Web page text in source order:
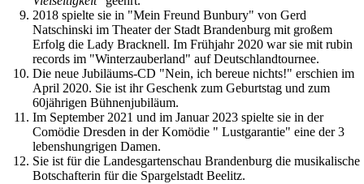
2018 spielte sie in "Mein Freund Bunbury" von Gerd
Natschinski im Theater der Stadt Brandenburg mit großem
Erfolg die Lady Bracknell. Im Frühjahr 2020 war sie mit rubin
records im "Winterzauberland" auf Deutschlandtournee.
Die neue Jubiläums-CD "Nein, ich bereue nichts!" erschien im
April 2020. Sie ist ihr Geschenk zum Geburtstag und zum
60jährigen Bühnenjubiläum.
Im September 2021 und im Januar 2023 spielte sie in der
Comödie Dresden in der Komödie " Lustgarantie" eine der 3
lebenshungrigen Damen.
Sie ist für die Landesgartenschau Brandenburg die musikalische
Botschafterin für die Spargelstadt Beelitz.